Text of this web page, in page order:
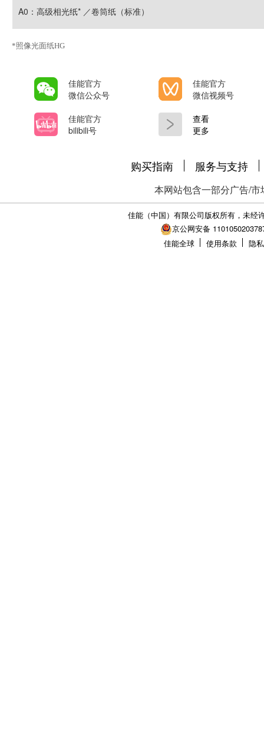
A0：高级相光纸* ／卷筒纸（标准）
*照像光面纸HG
佳能官方
微信公众号
佳能官方
微信视频号
佳能官方
bilibili号
查看
更多
购买指南 服务与支持
本网站包含一部分广告/
佳能（中国）有限公司版权所有，未经
京公网安备
佳能全球
使用条款 隐